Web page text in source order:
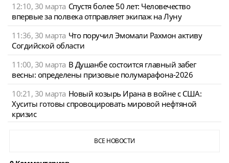
12:10, 30 марта Спустя более 50 лет: Человечество
впервые за полвека отправляет экипаж на Луну
11:36, 30 марта Что поручил Эмомали Рахмон активу
Согдийской области
11:00, 30 марта В Душанбе состоится главный забег
весны: определены призовые полумарафона-2026
10:21, 30 марта Новый козырь Ирана в войне с США:
Хуситы готовы спровоцировать мировой нефтяной
кризис
ВСЕ НОВОСТИ